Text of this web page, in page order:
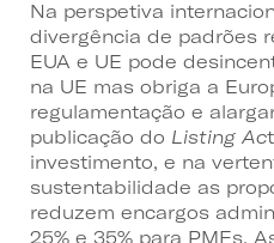
Na perspetiva
divergência de padrões
EUA e UE pode
na UE mas obriga a
regulamentação e
publicação do Listing Ac
investimento, e na
sustentabilidade as
reduzem encargos
25% e 35% para PMEs.